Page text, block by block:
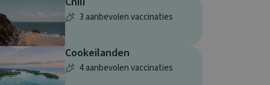
3 aanbevolen vaccinaties
Cookeilanden
4 aanbevolen vaccinaties